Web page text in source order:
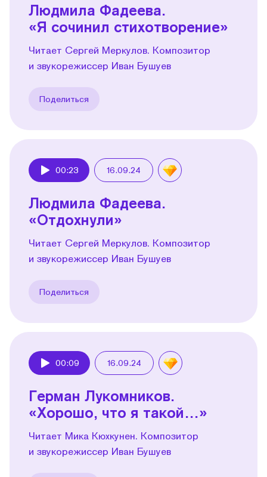
Людмила Фадеева.
«Я сочинил стихотворение»
Читает Сергей Меркулов. Композитор
и звукорежиссер Иван Бушуев
Поделиться
00:23 16.09.24
Людмила Фадеева.
«Отдохнули»
Читает Сергей Меркулов. Композитор
и звукорежиссер Иван Бушуев
Поделиться
00:09 16.09.24
Герман Лукомников.
«Хорошо, что я такой…»
Читает Мика Кюхкунен. Композитор
и звукорежиссер Иван Бушуев